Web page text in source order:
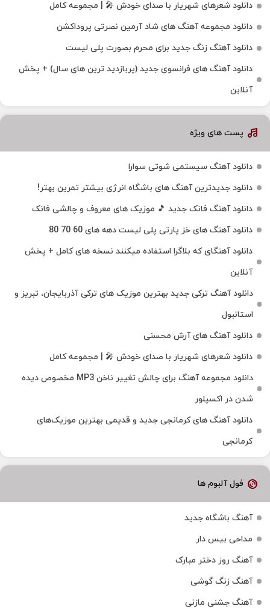
دانلود شعرهای شهریار با صدای خودش 🎤 | مجموعه کامل
دانلود مجموعه آهنگ های شاد آرمین نصرتی پروداکشن
دانلود آهنگ زنگ جدید برای محرم بصورت پلی لیست
دانلود آهنگ های فرانسوی جدید (پربازدید ترین های سال) + پخش
آنلاین
پست های ویژه
دانلود آهنگ سیستمی شوتی سوارا
دانلود جدیدترین آهنگ‌ های باشگاه انرژی بیشتر تمرین بهتر!
دانلود آهنگ فانک جدید 🎵 موزیک‌ های معروف و چالشی فانک
دانلود آهنگ های خز پارتی پلی لیست دهه های 60 70 80
دانلود آهنگای که بلاگرا استفاده میکنند نسخه های کامل + پخش
آنلاین
دانلود آهنگ ترکی جدید بهترین موزیک‌ های ترکی آذربایجان، تبریز و
استانبول
دانلود آهنگ های آرش محسنی
دانلود شعرهای شهریار با صدای خودش 🎤 | مجموعه کامل
دانلود مجموعه آهنگ برای چالش تغییر ناخن MP3 مخصوص دیده
شدن در اکسپلور
دانلود آهنگ‌ های کرمانجی جدید و قدیمی بهترین موزیک‌های
کرمانجی
فول آلبوم ها
آهنگ باشگاه جدید
مداحی بیس دار
آهنگ روز دختر مبارک
آهنگ زنگ گوشی
آهنگ جشنی مازنی